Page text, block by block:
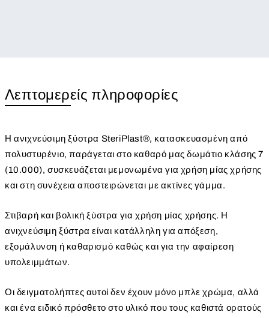
Λεπτομερείς πληροφορίες
Η ανιχνεύσιμη ξύστρα SteriPlast®, κατασκευασμένη από
πολυστυρένιο, παράγεται στο καθαρό μας δωμάτιο κλάσης 7
(10.000), συσκευάζεται μεμονωμένα για χρήση μίας χρήσης
και στη συνέχεια αποστειρώνεται με ακτίνες γάμμα.
Στιβαρή και βολική ξύστρα για χρήση μίας χρήσης. Η
ανιχνεύσιμη ξύστρα είναι κατάλληλη για απόξεση,
εξομάλυνση ή καθαρισμό καθώς και για την αφαίρεση
υπολειμμάτων.
Οι δειγματολήπτες αυτοί δεν έχουν μόνο μπλε χρώμα, αλλά
και ένα ειδικό πρόσθετο στο υλικό που τους καθιστά ορατούς